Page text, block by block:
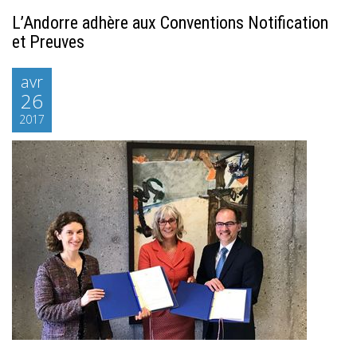
L’Andorre adhère aux Conventions Notification
et Preuves
avr
26
2017